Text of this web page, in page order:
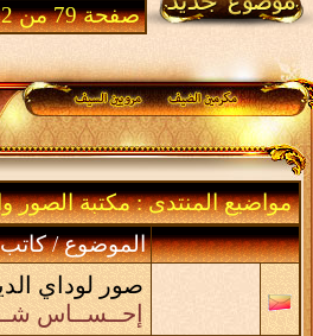
صفحة 79 من 82
مواضيع المنتدى: مكتبة الصور
الموضوع/
صور لوداي
إحــســاس